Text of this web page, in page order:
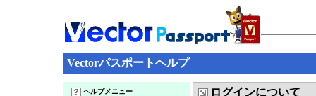
Vectorパスポートヘルプ
ヘルプメニュー ログインについて